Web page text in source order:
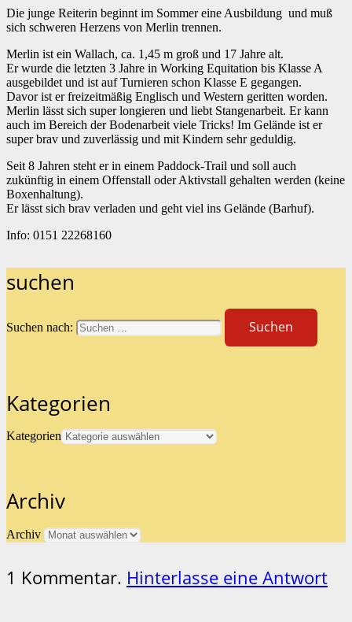
Die junge Reiterin beginnt im Sommer eine Ausbildung und muß
sich schweren Herzens von Merlin trennen.
Merlin ist ein Wallach, ca. 1,45 m groß und 17 Jahre alt.
Er wurde die letzten 3 Jahre in Working Equitation bis Klasse A
ausgebildet und ist auf Turnieren schon Klasse E gegangen.
Davor ist er freizeitmäßig Englisch und Western geritten worden.
Merlin lässt sich super longieren und liebt Stangenarbeit. Er kann
auch im Bereich der Bodenarbeit viele Tricks! Im Gelände ist er
super brav und zuverlässig und mit Kindern sehr geduldig.
Seit 8 Jahren steht er in einem Paddock-Trail und soll auch
zukünftig in einem Offenstall oder Aktivstall gehalten werden (keine
Boxenhaltung).
Er lässt sich brav verladen und geht viel ins Gelände (Barhuf).
Info: 0151 22268160
suchen
Suchen nach:
Kategorien
Kategorien
Archiv
Archiv
1 Kommentar. Hinterlasse eine Antwort